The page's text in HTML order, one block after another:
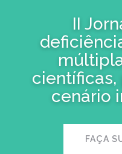
II
cenário
FAÇA